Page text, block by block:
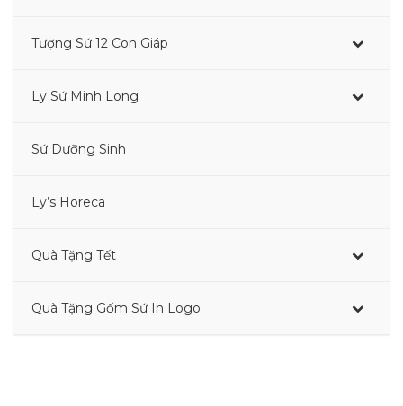
Tượng Sứ 12 Con Giáp
–
Ly Sứ Minh Long
–
Sứ Dưỡng Sinh
–
Ly’s Horeca
Quà Tặng Tết
Quà Tặng Gốm Sứ In Logo
–